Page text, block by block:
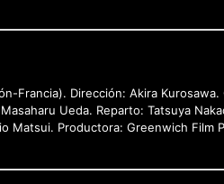
Francia). Dirección: Akira
Ueda. Reparto: Tatsuya
Matsui. Productora: Greenwich Film